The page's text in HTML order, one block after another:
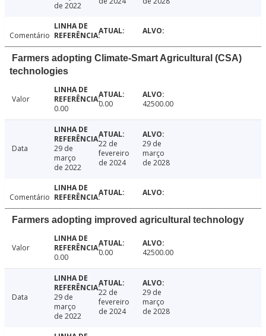
de 2022
Comentário
Farmers adopting Climate-Smart Agricultural (CSA)
technologies
Valor
0.00
0.00 42500.00
Data
29 de
março
de 2022
22 de
fevereiro
de 2024
29 de
março
de 2028
Comentário
Farmers adopting improved agricultural technology
Valor
0.00
0.00 42500.00
Data
29 de
março
de 2022
22 de
fevereiro
de 2024
29 de
março
de 2028